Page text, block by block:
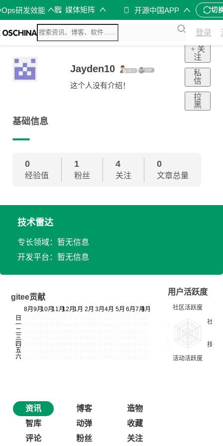
研发效能 媒体矩阵 开源中国APP 切
登录
Jayden10
这个人没有介绍！
+ 关
注
私
信
拉
黑
基础信息
0
经验值
1
粉丝
4
关注
0
文章总量
技术雷达
专长领域：暂无信息
开发平台：暂无信息
gitee贡献
用户活跃度
资讯 博客
造物
智库
动弹
收藏
评论
粉丝 关注